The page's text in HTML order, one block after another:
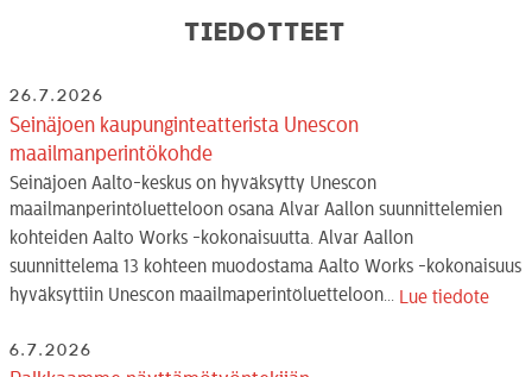
Tiedotteet
26.7.2026
Seinäjoen kaupunginteatterista Unescon
maailmanperintökohde
Seinäjoen Aalto-keskus on hyväksytty Unescon
maailmanperintöluetteloon osana Alvar Aallon suunnittelemien
kohteiden Aalto Works -kokonaisuutta. Alvar Aallon
suunnittelema 13 kohteen muodostama Aalto Works -kokonaisuus
hyväksyttiin Unescon maailmaperintöluetteloon...
Lue tiedote
6.7.2026